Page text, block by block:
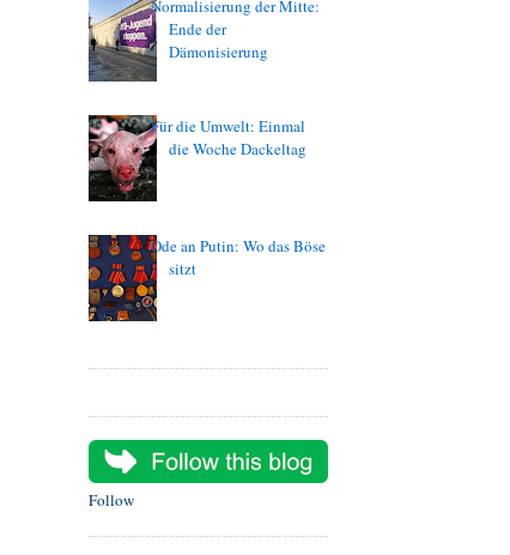
Normalisierung der Mitte:
Ende der
Dämonisierung
Für die Umwelt: Einmal
die Woche Dackeltag
Ode an Putin: Wo das Böse
sitzt
Follow